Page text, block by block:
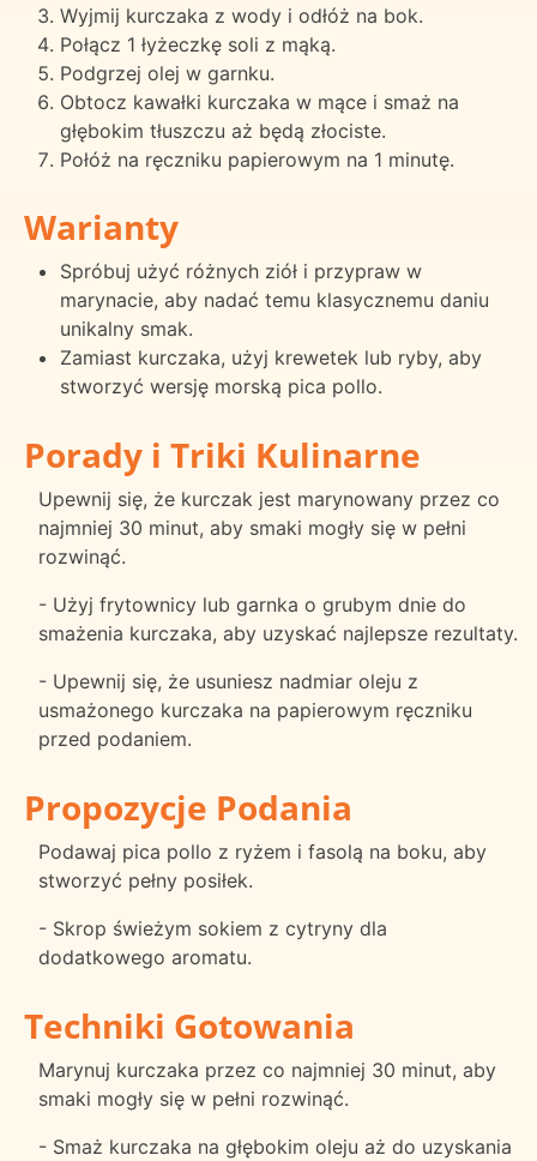
Wyjmij kurczaka z wody i odłóż na bok.
Połącz 1 łyżeczkę soli z mąką.
Podgrzej olej w garnku.
Obtocz kawałki kurczaka w mące i smaż na
głębokim tłuszczu aż będą złociste.
Połóż na ręczniku papierowym na 1 minutę.
Warianty
Spróbuj użyć różnych ziół i przypraw w
marynacie, aby nadać temu klasycznemu daniu
unikalny smak.
Zamiast kurczaka, użyj krewetek lub ryby, aby
stworzyć wersję morską pica pollo.
Porady i Triki Kulinarne
Upewnij się, że kurczak jest marynowany przez co
najmniej 30 minut, aby smaki mogły się w pełni
rozwinąć.
- Użyj frytownicy lub garnka o grubym dnie do
smażenia kurczaka, aby uzyskać najlepsze rezultaty.
- Upewnij się, że usuniesz nadmiar oleju z
usmażonego kurczaka na papierowym ręczniku
przed podaniem.
Propozycje Podania
Podawaj pica pollo z ryżem i fasolą na boku, aby
stworzyć pełny posiłek.
- Skrop świeżym sokiem z cytryny dla
dodatkowego aromatu.
Techniki Gotowania
Marynuj kurczaka przez co najmniej 30 minut, aby
smaki mogły się w pełni rozwinąć.
- Smaż kurczaka na głębokim oleju aż do uzyskania